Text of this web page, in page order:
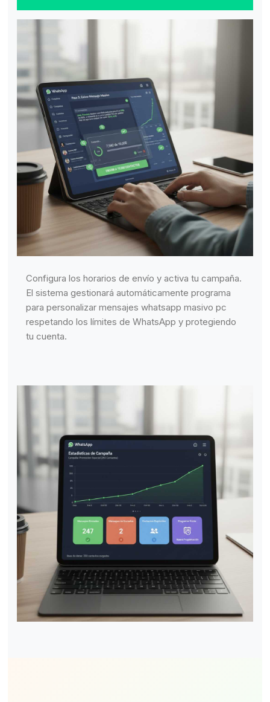
Configura los horarios de envío y activa tu campaña.
El sistema gestionará automáticamente programa
para personalizar mensajes whatsapp masivo pc
respetando los límites de WhatsApp y protegiendo
tu cuenta.